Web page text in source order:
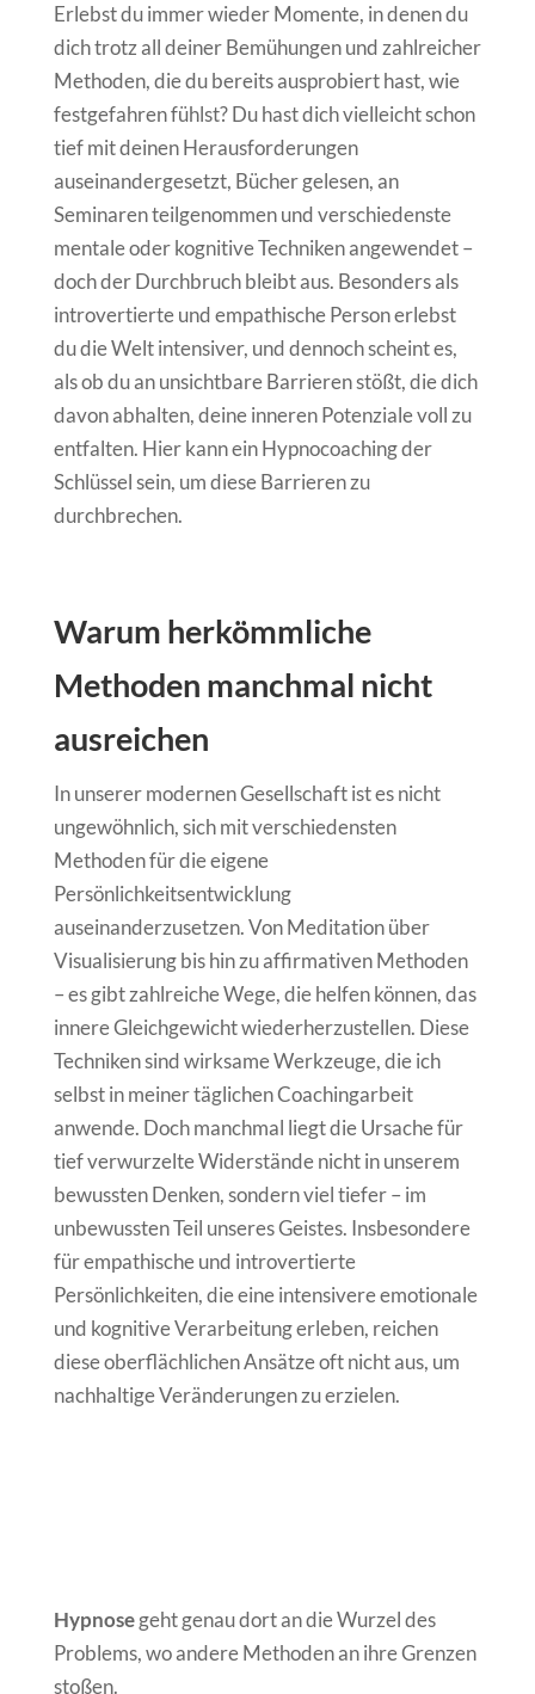
Erlebst du immer wieder Momente, in denen du
dich trotz all deiner Bemühungen und zahlreicher
Methoden, die du bereits ausprobiert hast, wie
festgefahren fühlst? Du hast dich vielleicht schon
tief mit deinen Herausforderungen
auseinandergesetzt, Bücher gelesen, an
Seminaren teilgenommen und verschiedenste
mentale oder kognitive Techniken angewendet –
doch der Durchbruch bleibt aus. Besonders als
introvertierte und empathische Person erlebst
du die Welt intensiver, und dennoch scheint es,
als ob du an unsichtbare Barrieren stößt, die dich
davon abhalten, deine inneren Potenziale voll zu
entfalten. Hier kann ein Hypnocoaching der
Schlüssel sein, um diese Barrieren zu
durchbrechen.
Warum herkömmliche
Methoden manchmal nicht
ausreichen
In unserer modernen Gesellschaft ist es nicht
ungewöhnlich, sich mit verschiedensten
Methoden für die eigene
Persönlichkeitsentwicklung
auseinanderzusetzen. Von Meditation über
Visualisierung bis hin zu affirmativen Methoden
– es gibt zahlreiche Wege, die helfen können, das
innere Gleichgewicht wiederherzustellen. Diese
Techniken sind wirksame Werkzeuge, die ich
selbst in meiner täglichen Coachingarbeit
anwende. Doch manchmal liegt die Ursache für
tief verwurzelte Widerstände nicht in unserem
bewussten Denken, sondern viel tiefer – im
unbewussten Teil unseres Geistes. Insbesondere
für empathische und introvertierte
Persönlichkeiten, die eine intensivere emotionale
und kognitive Verarbeitung erleben, reichen
diese oberflächlichen Ansätze oft nicht aus, um
nachhaltige Veränderungen zu erzielen.
Hypnosegeht genau dort an die Wurzel des
Problems, wo andere Methoden an ihre Grenzen
stoßen.